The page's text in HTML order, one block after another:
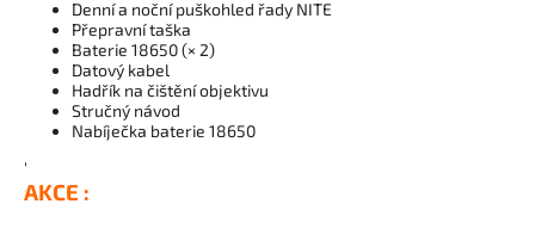
Denní a noční puškohled řady NITE
Přepravní taška
Baterie 18650 (× 2)
Datový kabel
Hadřík na čištění objektivu
Stručný návod
Nabíječka baterie 18650
'
AKCE :